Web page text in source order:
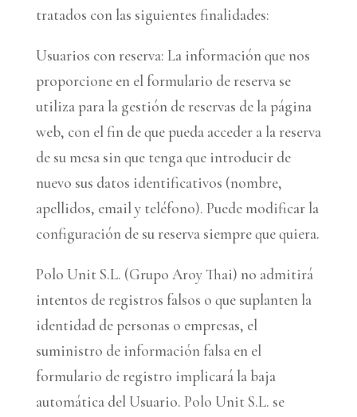
tratados con las siguientes finalidades:
Usuarios con reserva: La información que nos
proporcione en el formulario de reserva se
utiliza para la gestión de reservas de la página
web, con el fin de que pueda acceder a la reserva
de su mesa sin que tenga que introducir de
nuevo sus datos identificativos (nombre,
apellidos, email y teléfono). Puede modificar la
configuración de su reserva siempre que quiera.
Polo Unit S.L. (Grupo Aroy Thai) no admitirá
intentos de registros falsos o que suplanten la
identidad de personas o empresas, el
suministro de información falsa en el
formulario de registro implicará la baja
automática del Usuario. Polo Unit S.L. se